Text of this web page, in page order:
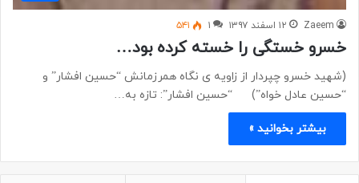
Zaeem ۱۲ اسفند ۱۳۹۷ ۱ ۵۴۱
خسرو خستگی را خسته کرده بود…
(شهید خسرو چپردار از زاویه ی نگاه همرزمانش “حسین افشار” و
“حسین عادل خواه”) “حسین افشار”: تازه به…
بیشتر بخوانید »